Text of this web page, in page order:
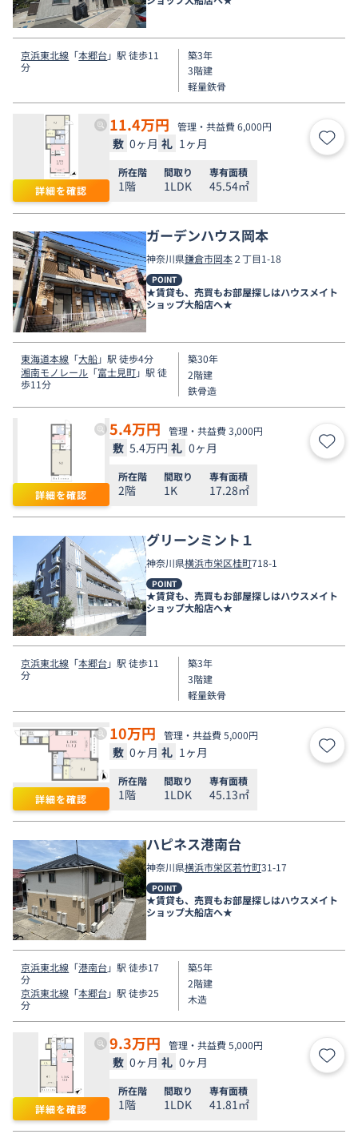
京浜東北線 「本郷台」駅 徒歩11
分
築3年
3階建
軽量鉄骨
詳細を確認
11.4万円 管理・共益費 6,000円
敷 0ヶ月 礼 1ヶ月 お気
所在階
1階
間取り
1LDK
専有面積
45.54㎡
ガーデンハウス岡本
神奈川県鎌倉市岡本２丁目1-18
POINT
★賃貸も、売買もお部屋探しはハウスメイト
ショップ大船店へ★
東海道本線 「大船」駅 徒歩4分
湘南モノレール 「富士見町」駅 徒
歩11分
築30年
2階建
鉄骨造
詳細を確認
5.4万円 管理・共益費 3,000円
敷 5.4万円 礼 0ヶ月 お気
所在階
2階
間取り
1K
専有面積
17.28㎡
グリーンミント１
神奈川県横浜市栄区桂町718-1
POINT
★賃貸も、売買もお部屋探しはハウスメイト
ショップ大船店へ★
京浜東北線 「本郷台」駅 徒歩11
分
築3年
3階建
軽量鉄骨
詳細を確認
10万円 管理・共益費 5,000円
敷 0ヶ月 礼 1ヶ月 お気
所在階
1階
間取り
1LDK
専有面積
45.13㎡
ハピネス港南台
神奈川県横浜市栄区若竹町31-17
POINT
★賃貸も、売買もお部屋探しはハウスメイト
ショップ大船店へ★
京浜東北線 「港南台」駅 徒歩17
分
京浜東北線 「本郷台」駅 徒歩25
分
築5年
2階建
木造
詳細を確認
9.3万円 管理・共益費 5,000円
敷 0ヶ月 礼 0ヶ月 お気
所在階
1階
間取り
1LDK
専有面積
41.81㎡